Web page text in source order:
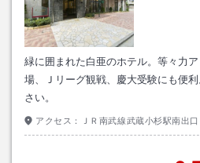
緑に囲まれた白亜のホテル。等々力
場、Ｊリーグ観戦、慶大受験にも便
さい。
アクセス： ＪＲ南武線武蔵小杉駅南出